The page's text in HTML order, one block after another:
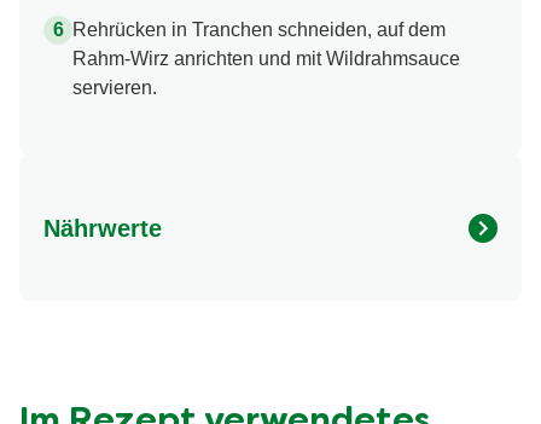
Rehrücken in Tranchen schneiden, auf dem
Rahm-Wirz anrichten und mit Wildrahmsauce
servieren.
Nährwerte